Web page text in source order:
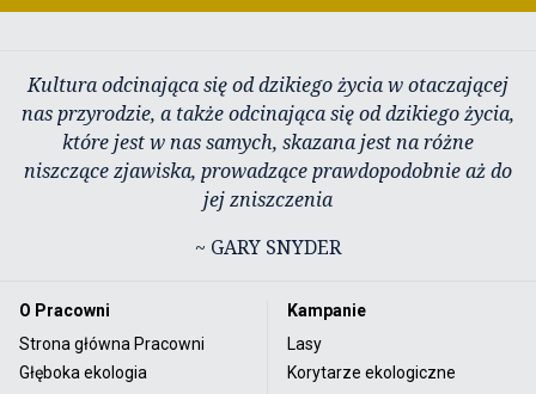
Kultura odcinająca się od dzikiego życia w otaczającej
nas przyrodzie, a także odcinająca się od dzikiego życia,
które jest w nas samych, skazana jest na różne
niszczące zjawiska, prowadzące prawdopodobnie aż do
jej zniszczenia
~ GARY SNYDER
O Pracowni
Strona główna Pracowni
Głęboka ekologia
Kampanie
Lasy
Korytarze ekologiczne